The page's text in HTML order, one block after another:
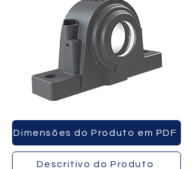
Dimensões do Produto em PDF
Descritivo do Produto